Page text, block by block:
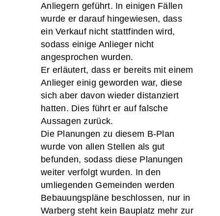
Anliegern geführt. In einigen Fällen
wurde er darauf hingewiesen, dass
ein Verkauf nicht stattfinden wird,
sodass einige Anlieger nicht
angesprochen wurden.
Er erläutert, dass er bereits mit einem
Anlieger einig geworden war, diese
sich aber davon wieder distanziert
hatten. Dies führt er auf falsche
Aussagen zurück.
Die Planungen zu diesem B-Plan
wurde von allen Stellen als gut
befunden, sodass diese Planungen
weiter verfolgt wurden. In den
umliegenden Gemeinden werden
Bebauungspläne beschlossen, nur in
Warberg steht kein Bauplatz mehr zur